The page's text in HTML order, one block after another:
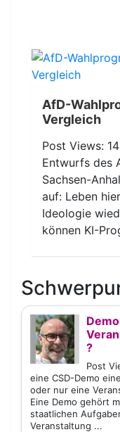
AfD-
Vergleich
Post Views:
Entwurfs des
Sachsen-
auf: Leben
Ideologie
können KI-
?
Post
eine CSD-Demo
oder nur eine
Eine Demo gehört
staatlichen
Veranstaltung ...